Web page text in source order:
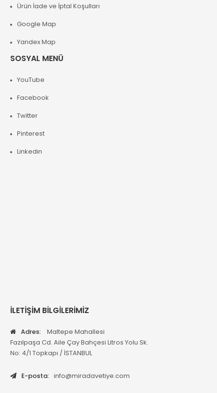
Ürün İade ve İptal Koşulları
Google Map
Yandex Map
SOSYAL MENÜ
YouTube
Facebook
Twitter
Pinterest
Linkedin
İLETİŞİM BİLGİLERİMİZ
Adres:
Maltepe Mahallesi
Fazılpaşa Cd. Aile Çay Bahçesi Litros Yolu Sk.
No: 4/1 Topkapı / İSTANBUL
E-posta: info@miradavetiye.com